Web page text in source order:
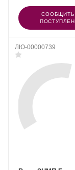
ЛЮ-00000739